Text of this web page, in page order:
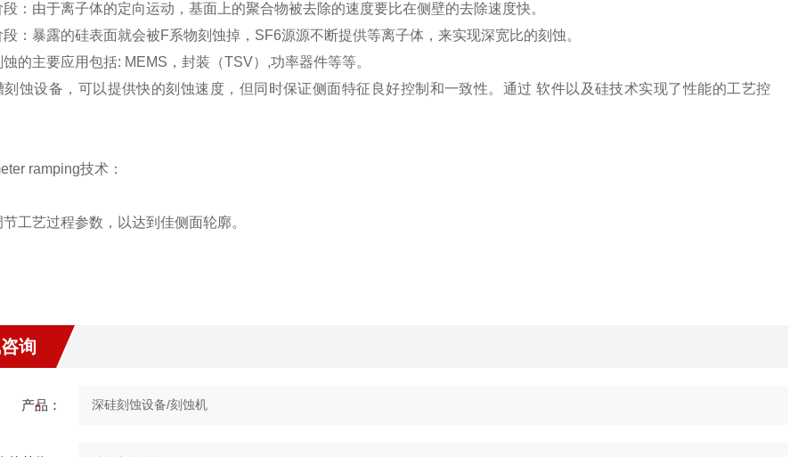
：由于离子体的定向运动，基面上的聚合物被去除的速度要比在侧壁的去除速度快。
：暴露的硅表面就会被F系物刻蚀掉，SF6源源不断提供等离子体，来实现深宽比的刻蚀。
的主要应用包括: MEMS，封装（TSV）,功率器件等等。
刻蚀设备，可以提供快的刻蚀速度，但同时保证侧面特征良好控制和一致性。通过 软件以及硅技术实现了性能的工艺控
ramping技术：
工艺过程参数，以达到佳侧面轮廓。
询
产品：